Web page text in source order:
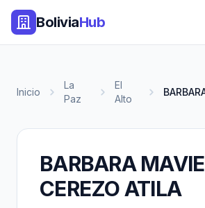
BoliviaHub
Inicio
La
Paz
El
Alto
BARBARA MAVIE
CEREZO ATILA